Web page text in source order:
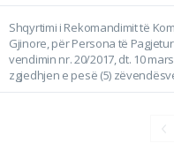
Shqyrtimi i Rekomandimit të
Gjinore, për Persona të
vendimin nr. 20/2017, dt. 10
zgjedhjen e pesë (5)